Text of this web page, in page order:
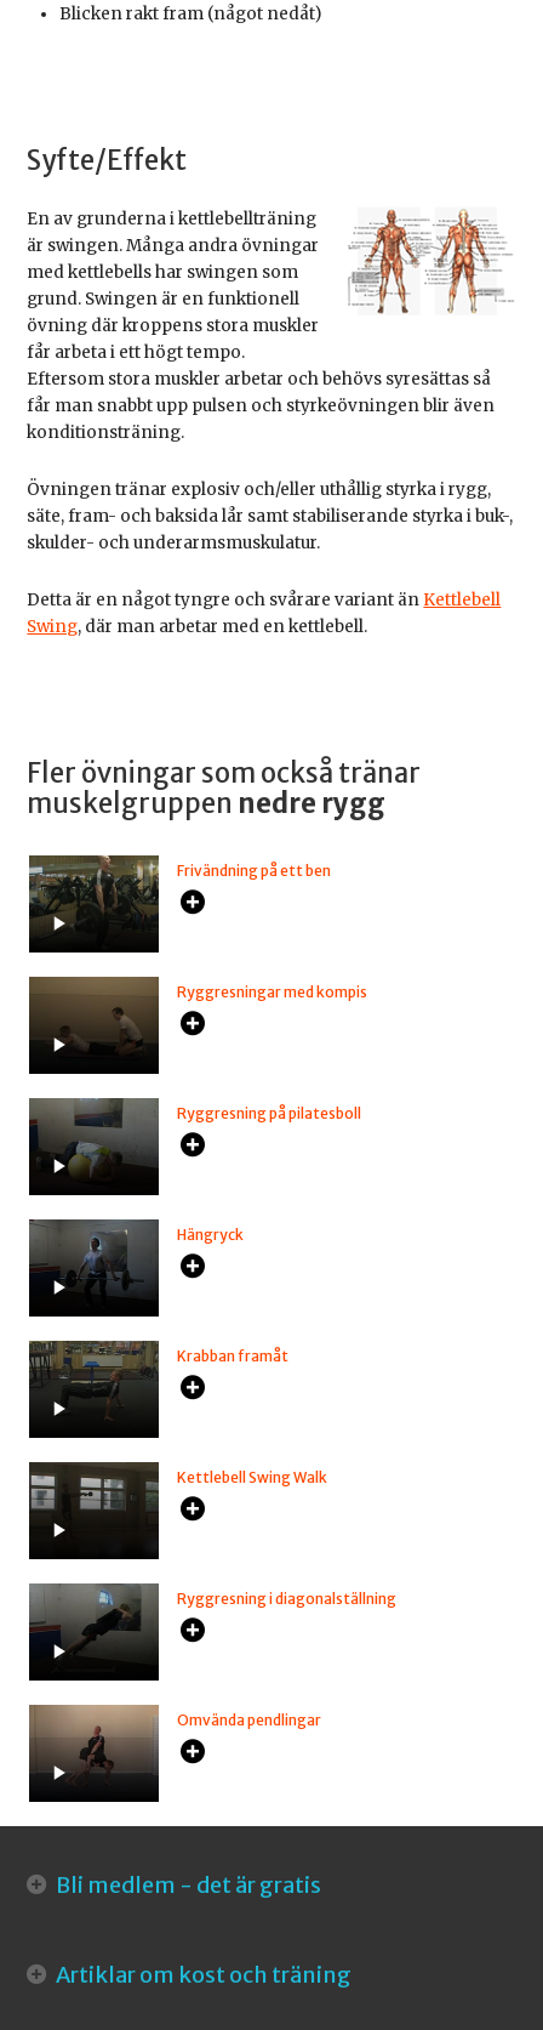
Blicken rakt fram (något nedåt)
Syfte/Effekt
En av grunderna i kettlebellträning
är swingen. Många andra övningar
med kettlebells har swingen som
grund. Swingen är en funktionell
övning där kroppens stora muskler
får arbeta i ett högt tempo.
Eftersom stora muskler arbetar och behövs syresättas så
får man snabbt upp pulsen och styrkeövningen blir även
konditionsträning.
Övningen tränar explosiv och/eller uthållig styrka i rygg,
säte, fram- och baksida lår samt stabiliserande styrka i buk-,
skulder- och underarmsmuskulatur.
Detta är en något tyngre och svårare variant än Kettlebell
Swing, där man arbetar med en kettlebell.
Fler övningar som också tränar
muskelgruppen nedre rygg
Frivändning på ett ben
Ryggresningar med kompis
Ryggresning på pilatesboll
Hängryck
Krabban framåt
Kettlebell Swing Walk
Ryggresning i diagonalställning
Omvända pendlingar
Bli medlem - det är gratis
Artiklar om kost och träning